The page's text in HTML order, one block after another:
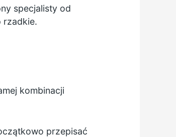
specjalisty od
rzadkie.
kombinacji
przepisać